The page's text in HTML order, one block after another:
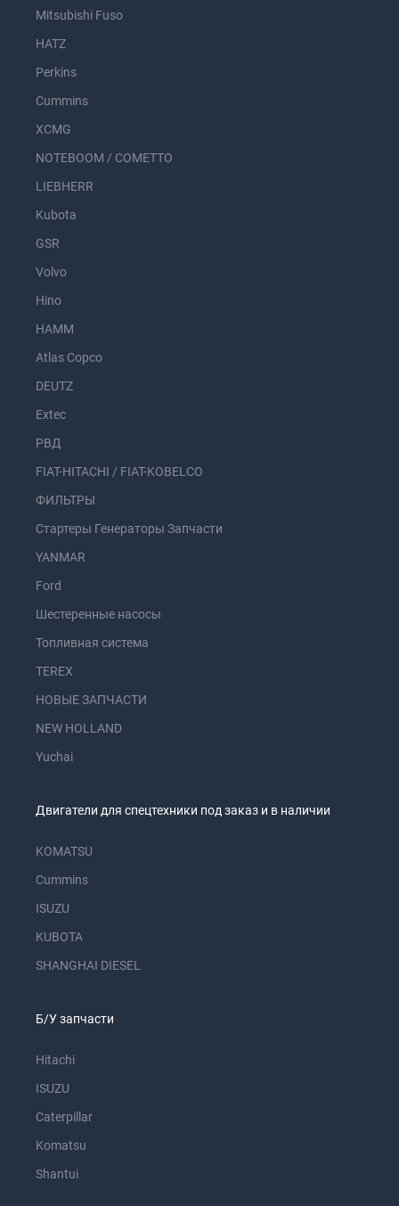
Mitsubishi Fuso
HATZ
Perkins
Cummins
XCMG
NOTEBOOM / COMETTO
LIEBHERR
Kubota
GSR
Volvo
Hino
HAMM
Atlas Copco
DEUTZ
Extec
РВД
FIAT-HITACHI / FIAT-KOBELCO
ФИЛЬТРЫ
Стартеры Генераторы Запчасти
YANMAR
Ford
Шестеренные насосы
Топливная система
TEREX
НОВЫЕ ЗАПЧАСТИ
NEW HOLLAND
Yuchai
Двигатели для спецтехники под заказ и в наличии
KOMATSU
Cummins
ISUZU
KUBOTA
SHANGHAI DIESEL
Б/У запчасти
Hitachi
ISUZU
Caterpillar
Komatsu
Shantui